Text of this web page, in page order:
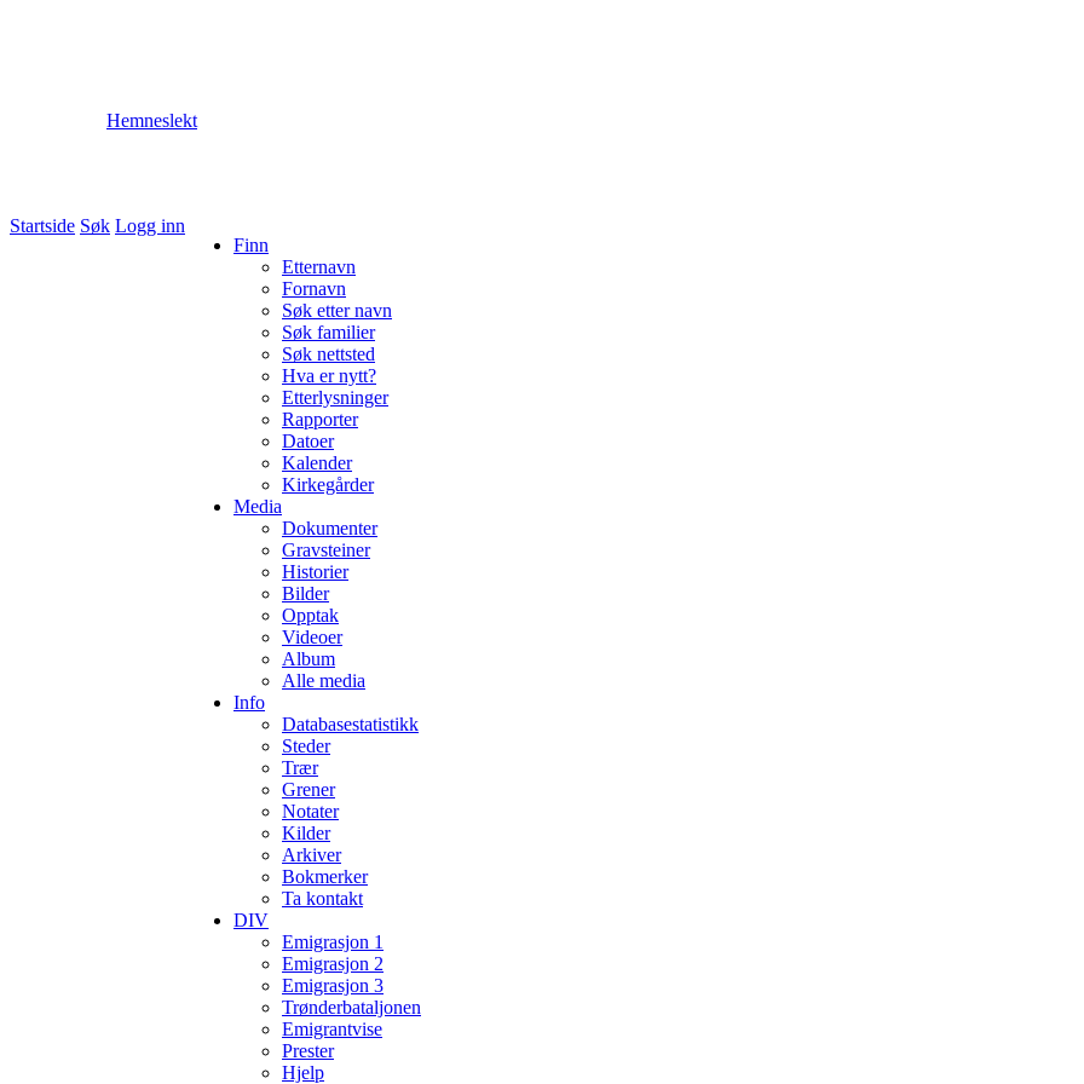
Hemneslekt
Startside Søk Logg inn
Finn
Etternavn
Fornavn
Søk etter navn
Søk familier
Søk nettsted
Hva er nytt?
Etterlysninger
Rapporter
Datoer
Kalender
Kirkegårder
Media
Dokumenter
Gravsteiner
Historier
Bilder
Opptak
Videoer
Album
Alle media
Info
Databasestatistikk
Steder
Trær
Grener
Notater
Kilder
Arkiver
Bokmerker
Ta kontakt
DIV
Emigrasjon 1
Emigrasjon 2
Emigrasjon 3
Trønderbataljonen
Emigrantvise
Prester
Hjelp